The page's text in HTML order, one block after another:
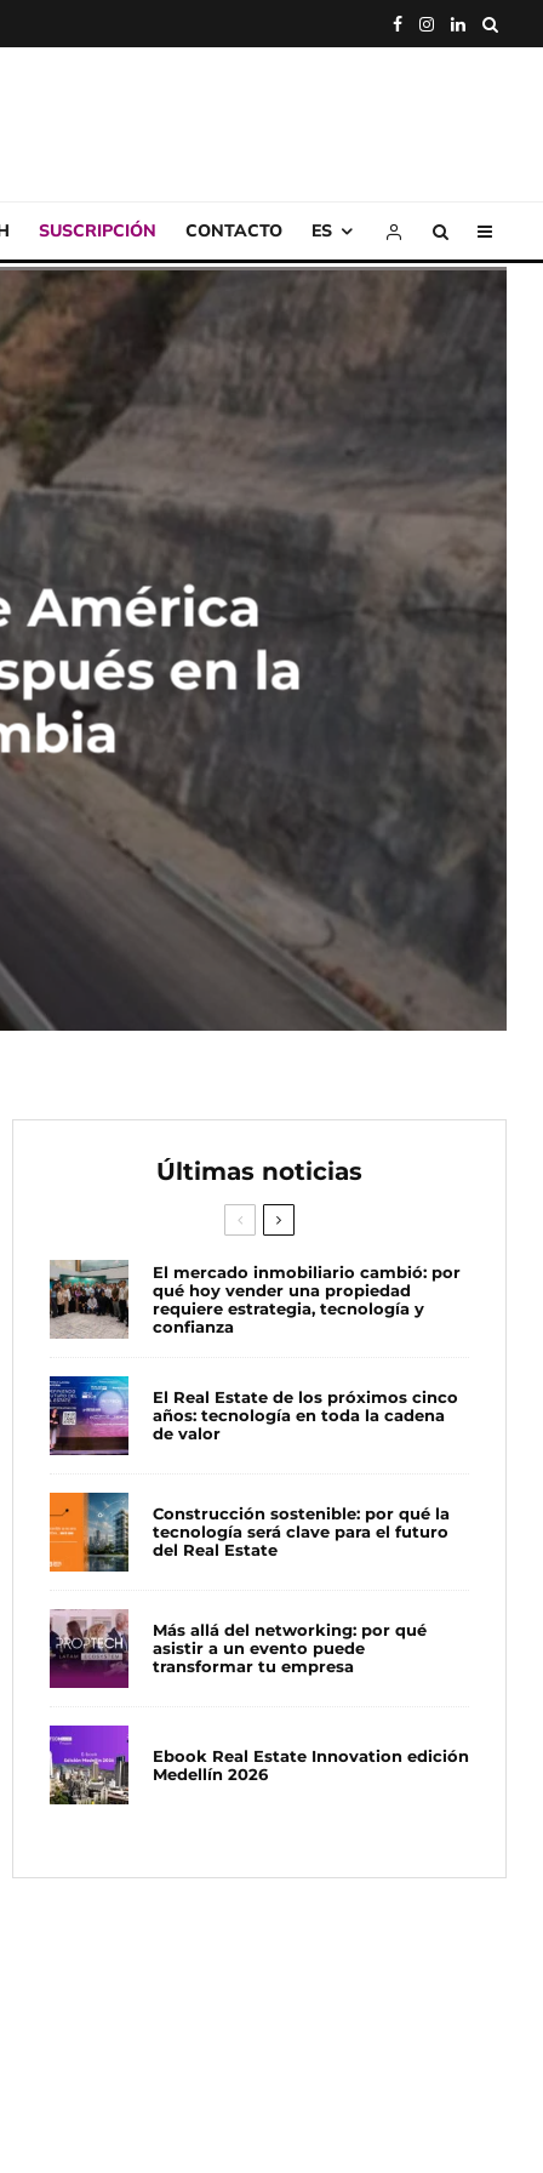
SUSCRIPCIÓN CONTACTO ES
América
en la
Últimas noticias
El mercado inmobiliario cambió: por
qué hoy vender una propiedad
requiere estrategia, tecnología y
confianza
El Real Estate de los próximos cinco
años: tecnología en toda la cadena
de valor
Construcción sostenible: por qué la
tecnología será clave para el futuro
del Real Estate
Más allá del networking: por qué
asistir a un evento puede
transformar tu empresa
Ebook Real Estate Innovation edición
Medellín 2026